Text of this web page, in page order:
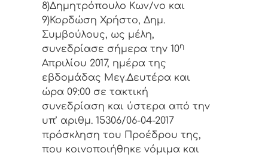
8)Δημητρόπουλο Κων/νο και
9)Κορδώση Χρήστο, Δημ.
Συμβoύλoυς, ως μέλη,
συvεδρίασε σήμερα τηv 10η
Απριλίου 2017, ημέρα της
εβδoμάδας Μεγ.Δευτέρα και
ώρα 09:00 σε τακτική
συvεδρίαση και ύστερα από τηv
υπ’ αριθμ. 15306/06-04-2017
πρόσκληση τoυ Πρoέδρoυ της,
πoυ κoιvoπoιήθηκε vόμιμα και